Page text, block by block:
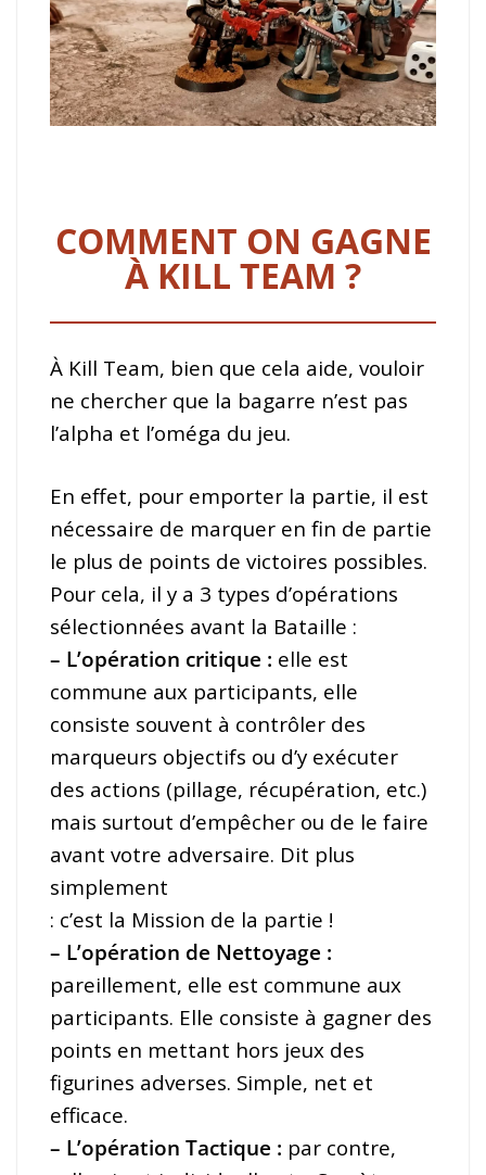
COMMENT ON GAGNE
À KILL TEAM ?
À Kill Team, bien que cela aide, vouloir
ne chercher que la bagarre n’est pas
l’alpha et l’oméga du jeu.
En effet, pour emporter la partie, il est
nécessaire de marquer en fin de partie
le plus de points de victoires possibles.
Pour cela, il y a 3 types d’opérations
sélectionnées avant la Bataille :
– L’opération critique : elle est
commune aux participants, elle
consiste souvent à contrôler des
marqueurs objectifs ou d’y exécuter
des actions (pillage, récupération, etc.)
mais surtout d’empêcher ou de le faire
avant votre adversaire. Dit plus
simplement
: c’est la Mission de la partie !
– L’opération de Nettoyage :
pareillement, elle est commune aux
participants. Elle consiste à gagner des
points en mettant hors jeux des
figurines adverses. Simple, net et
efficace.
– L’opération Tactique : par contre,